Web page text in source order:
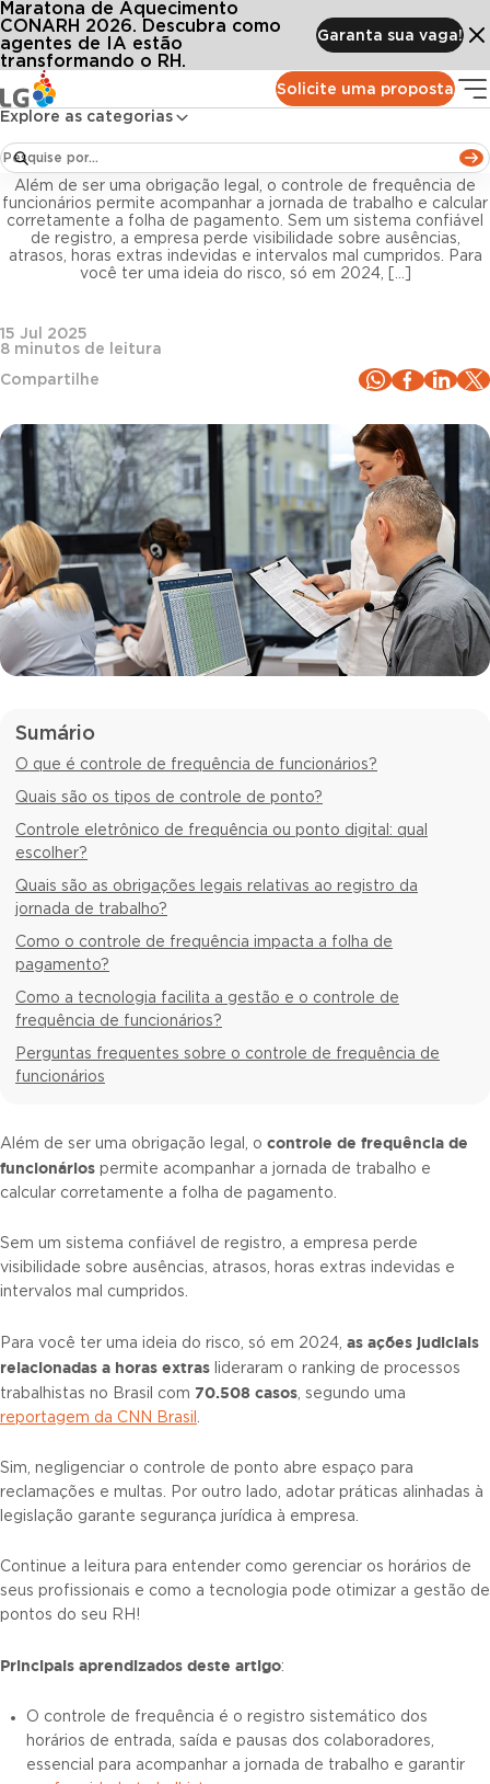
Solicite uma proposta
Explore as categorias
Maratona de Aquecimento
CONARH 2026. Descubra como
agentes de IA estão
transformando o RH.
Garanta sua vaga!
Conteúdos Blog LG
Controle de frequência de funcionários: o que é e como fazer?
Folha de Pagamento
Controle de frequência de funcionários: o que é e
como fazer?
Além de ser uma obrigação legal, o controle de frequência de
funcionários permite acompanhar a jornada de trabalho e calcular
corretamente a folha de pagamento. Sem um sistema confiável
de registro, a empresa perde visibilidade sobre ausências,
atrasos, horas extras indevidas e intervalos mal cumpridos. Para
você ter uma ideia do risco, só em 2024, […]
15 Jul 2025
8 minutos de leitura
Compartilhe
Sumário
O que é controle de frequência de funcionários?
Quais são os tipos de controle de ponto?
Controle eletrônico de frequência ou ponto digital: qual
escolher?
Quais são as obrigações legais relativas ao registro da
jornada de trabalho?
Como o controle de frequência impacta a folha de
pagamento?
Como a tecnologia facilita a gestão e o controle de
frequência de funcionários?
Perguntas frequentes sobre o controle de frequência de
funcionários
Além de ser uma obrigação legal, o controle de frequência de
funcionários permite acompanhar a jornada de trabalho e
calcular corretamente a folha de pagamento.
Sem um sistema confiável de registro, a empresa perde
visibilidade sobre ausências, atrasos, horas extras indevidas e
intervalos mal cumpridos.
Para você ter uma ideia do risco, só em 2024, as ações judiciais
relacionadas a horas extras lideraram o ranking de processos
trabalhistas no Brasil com 70.508 casos, segundo uma
reportagem da CNN Brasil .
Sim, negligenciar o controle de ponto abre espaço para
reclamações e multas. Por outro lado, adotar práticas alinhadas à
legislação garante segurança jurídica à empresa.
Continue a leitura para entender como gerenciar os horários de
seus profissionais e como a tecnologia pode otimizar a gestão de
pontos do seu RH!
Principais aprendizados deste artigo:
O controle de frequência é o registro sistemático dos
horários de entrada, saída e pausas dos colaboradores,
essencial para acompanhar a jornada de trabalho e garantir